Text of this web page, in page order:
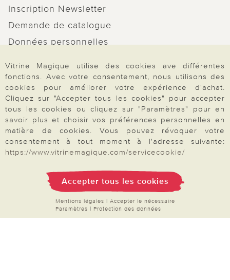
Inscription Newsletter
Demande de catalogue
Données personnelles
Rétractation
Paiement & Livraison
À propos de nous
Besoin d'aide?
Vitrine Magique utilise des cookies ave différentes
fonctions. Avec votre consentement, nous utilisons des
cookies pour améliorer votre expérience d'achat.
Cliquez sur "Accepter tous les cookies" pour accepter
tous les cookies ou cliquez sur "Paramètres" pour en
savoir plus et choisir vos préférences personnelles en
matière de cookies. Vous pouvez révoquer votre
consentement à tout moment à l'adresse suivante:
https://www.vitrinemagique.com/servicecookie/
Accepter tous les cookies
Mentions légales | Accepter le nécessaire
Paramètres | Protection des données